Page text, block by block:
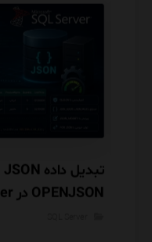
OPENJSON در SQL Server